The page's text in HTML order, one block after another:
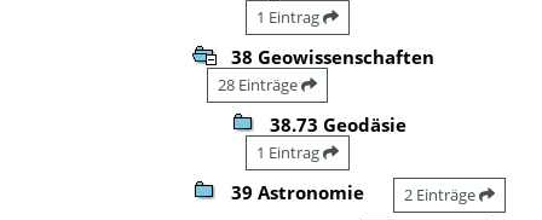
1 Eintrag
38 Geowissenschaften
28 Einträge
38.73 Geodäsie
1 Eintrag
39 Astronomie 2 Einträge